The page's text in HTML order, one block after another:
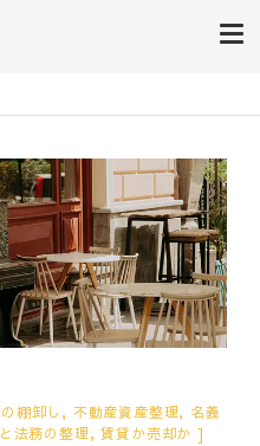
棚卸し , 不動産資産整理, 名義
法務の整理,賃貸か売却か